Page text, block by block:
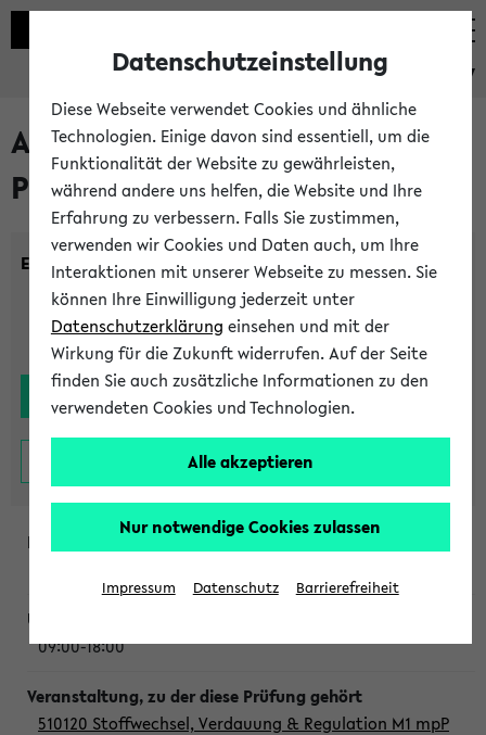
eKVV
Alle noch stattfindenden
Prüfungen
Einrichtung:
09:00-18:00
510120 Stoffwechsel, Verdauung & Regulation M1 mpP
Datenschutzeinstellung
Diese Webseite verwendet Cookies und ähnliche
Technologien. Einige davon sind essentiell, um die
Funktionalität der Website zu gewährleisten,
während andere uns helfen, die Website und Ihre
Erfahrung zu verbessern. Falls Sie zustimmen,
verwenden wir Cookies und Daten auch, um Ihre
Interaktionen mit unserer Webseite zu messen. Sie
können Ihre Einwilligung jederzeit unter
Datenschutzerklärung einsehen und mit der
Wirkung für die Zukunft widerrufen. Auf der Seite
finden Sie auch zusätzliche Informationen zu den
verwendeten Cookies und Technologien.
Alle akzeptieren
Nur notwendige Cookies zulassen
Impressum Datenschutz Barrierefreiheit